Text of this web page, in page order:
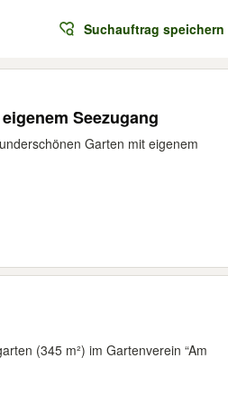
Suchauftrag speichern
Seezugang
Garten mit eigenem
(345 m²) im Gartenverein “Am